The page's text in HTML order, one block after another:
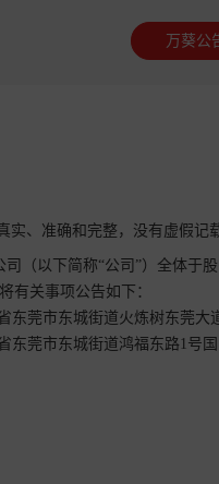
万葵公
实、准确和完整，没有虚假记
司（以下简称“公司”）全体于
有关事项公告如下：
东莞市东城街道火炼树东莞大
东莞市东城街道鸿福东路 1号